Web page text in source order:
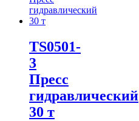
TS0501-
3
Пресс
гидравлический
30 т